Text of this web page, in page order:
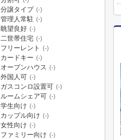
分譲タイプ (-)
管理人常駐 (-)
眺望良好 (-)
二世帯住宅 (-)
フリーレント (-)
カードキー (-)
オープンハウス (-)
外国人可 (-)
ガスコンロ設置可 (-)
ルームシェア可 (-)
学生向け (-)
カップル向け (-)
女性向け (-)
ファミリー向け (-)